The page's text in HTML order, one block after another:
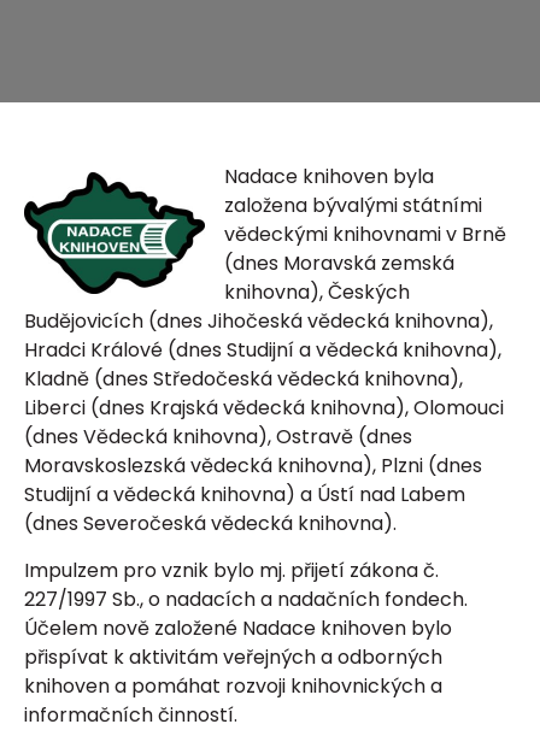
Nadace knihoven byla
založena bývalými státními
vědeckými knihovnami v Brně
(dnes Moravská zemská
knihovna), Českých
Budějovicích (dnes Jihočeská vědecká knihovna),
Hradci Králové (dnes Studijní a vědecká knihovna),
Kladně (dnes Středočeská vědecká knihovna),
Liberci (dnes Krajská vědecká knihovna), Olomouci
(dnes Vědecká knihovna), Ostravě (dnes
Moravskoslezská vědecká knihovna), Plzni (dnes
Studijní a vědecká knihovna) a Ústí nad Labem
(dnes Severočeská vědecká knihovna).
Impulzem pro vznik bylo mj. přijetí zákona č.
227/1997 Sb., o nadacích a nadačních fondech.
Účelem nově založené Nadace knihoven bylo
přispívat k aktivitám veřejných a odborných
knihoven a pomáhat rozvoji knihovnických a
informačních činností.